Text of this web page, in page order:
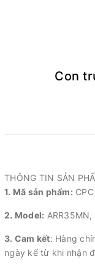
Con
THÔNG TIN SẢN
1. Mã sản phẩm:
2. Model: ARR35MN,
3. Cam kết: Hàng
ngày kể từ khi nhận